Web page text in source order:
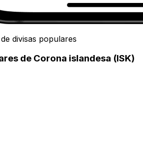
divisas populares
de Corona islandesa (ISK)